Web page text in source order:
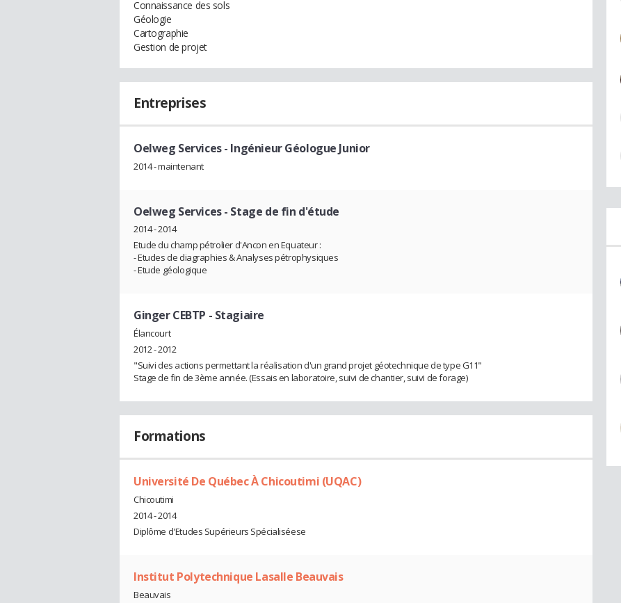
Connaissance des sols
Géologie
Cartographie
Gestion de projet
Entreprises
Oelweg Services- Ingénieur Géologue Junior
2014 - maintenant
Oelweg Services- Stage de fin d'étude
2014 - 2014
Etude du champ pétrolier d'Ancon en Equateur :
- Etudes de diagraphies & Analyses pétrophysiques
- Etude géologique
Ginger CEBTP - Stagiaire
Élancourt
2012 - 2012
"Suivi des actions permettant la réalisation d'un grand projet géotechnique de type G11"
Stage de fin de 3ème année. (Essais en laboratoire, suivi de chantier, suivi de forage)
Formations
Université De Québec À Chicoutimi (UQAC)
Chicoutimi
2014 - 2014
Diplôme d'Etudes Supérieurs Spécialiséese
Institut Polytechnique Lasalle Beauvais
Beauvais